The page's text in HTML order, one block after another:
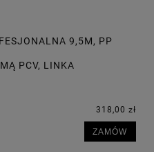
9,5M, PP
PCV, LINKA
318,00 zł
ZAMÓW